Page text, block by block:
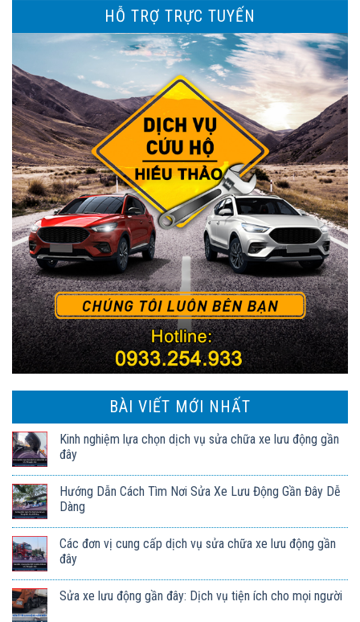
HỖ TRỢ TRỰC TUYẾN
BÀI VIẾT MỚI NHẤT
Kinh nghiệm lựa chọn dịch vụ sửa chữa xe lưu động gần
đây
Hướng Dẫn Cách Tìm Nơi Sửa Xe Lưu Động Gần Đây Dễ
Dàng
Các đơn vị cung cấp dịch vụ sửa chữa xe lưu động gần
đây
Sửa xe lưu động gần đây: Dịch vụ tiện ích cho mọi người